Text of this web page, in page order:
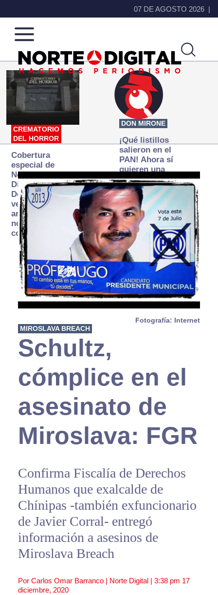
07 DE AGOSTO 2026
Norte
de
Ciudad
Más
que
noticias,
hacemos periodismo
CREMATORIO
DEL HORROR
Cobertura
especial de
Norte
Digital:
Donde la
verdad
arde… pero
no se
consume
DON MIRONE
¡Qué listillos
salieron en el
PAN! Ahora sí
quieren una
Fiscalía
autónoma… y
transexenal
Fotografía: Internet
MIROSLAVA BREACH
Schultz,
cómplice en el
asesinato de
Miroslava: FGR
Confirma Fiscalía de Derechos
Humanos que exalcalde de
Chínipas -también exfuncionario
de Javier Corral- entregó
información a asesinos de
Miroslava Breach
Por Carlos Omar Barranco | Norte Digital | 3:38 pm 17
diciembre, 2020